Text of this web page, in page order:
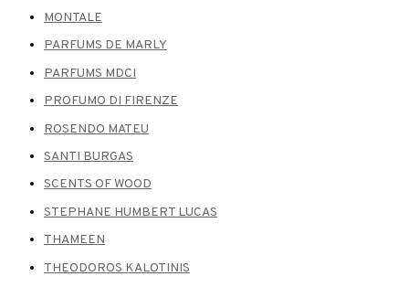
MONTALE
PARFUMS DE MARLY
PARFUMS MDCI
PROFUMO DI FIRENZE
ROSENDO MATEU
SANTI BURGAS
SCENTS OF WOOD
STEPHANE HUMBERT LUCAS
THAMEEN
THEODOROS KALOTINIS